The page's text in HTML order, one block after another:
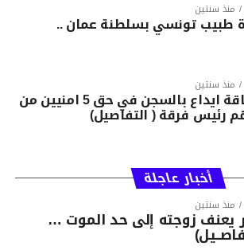
منذ سنتين
طبيب تونسي بسلطنة عمان ..
منذ سنتين
ابطاقة ايداع بالسجن في حق 5 امنيين من
رئيس فرقة ( التفاصيل)
أخبار عاجلة
منذ سنتين
يعنف زوجته إلى حد الموت …